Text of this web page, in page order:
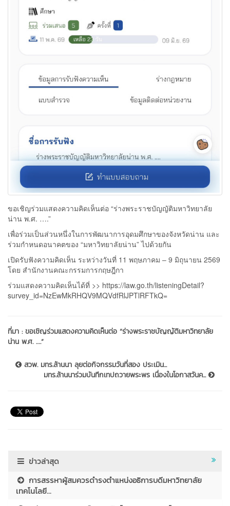
ขอเชิญร่วมแสดงความคิดเห็นต่อ “ร่างพระราชบัญญัติมหาวิทยาลัย
น่าน พ.ศ. ….”
เพื่อร่วมเป็นส่วนหนึ่งในการพัฒนาการอุดมศึกษาของจังหวัดน่าน และ
ร่วมกำหนดอนาคตของ “มหาวิทยาลัยน่าน” ไปด้วยกัน
เปิดรับฟังความคิดเห็น ระหว่างวันที่ 11 พฤษภาคม – 9 มิถุนายน 2569
โดย สำนักงานคณะกรรมการกฤษฎีกา
ร่วมแสดงความคิดเห็นได้ที่ >> https://law.go.th/listeningDetail?
survey_id=NzEwMkRHQV9MQVdfRlJPTlRFTkQ=
ที่มา :ขอเชิญร่วมแสดงความคิดเห็นต่อ “ร่างพระราชบัญญัติมหาวิทยาลัย
น่าน พ.ศ. ….”
สวพ. มทร.ล้านนา ลุยต่อกิจกรรมวันที่สอง ประเมิน...
มทร.ล้านนาร่วมบันทึกเทปถวายพระพร เนื่องในโอกาสวันค...
ข่าวล่าสุด
การสรรหาผู้สมควรดำรงตำแหน่งอธิการบดีมหาวิทยาลัย
เทคโนโลยี...